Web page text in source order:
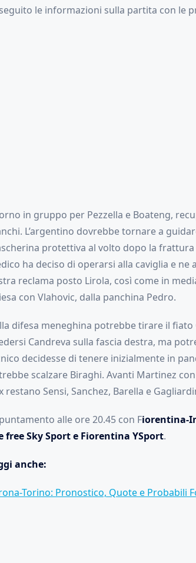
le informazioni sulla partita con le
in gruppo per Pezzella e Boateng,
L’argentino dovrebbe tornare a
protettiva al volto dopo la frattura
ha deciso di operarsi alla caviglia e ne
reclama posto Lirola, così come in
con Vlahovic, dalla panchina Pedro.
difesa meneghina potrebbe tirare il
Candreva sulla fascia destra, ma
decidesse di tenere inizialmente in
scalzare Biraghi. Avanti Martinez
restano Sensi, Sanchez, Barella e
alle ore 20.45 con Fiorentina-
free Sky Sport e Fiorentina YSport.
anche:
Torino: Pronostico, Quote e Probabili